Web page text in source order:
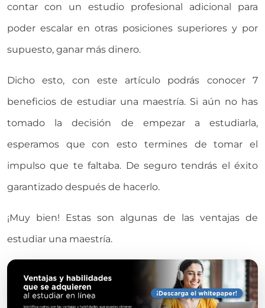
contar con un estudio profesional adicional para
poder escalar en otras posiciones superiores y por
supuesto, ganar más dinero.
Dicho esto, con este artículo podrás conocer 7
beneficios de estudiar una maestría. Si aún no has
tomado la decisión de empezar a estudiarla,
esperamos que con esto termines de tomar el
impulso que te faltaba. De seguro tendrás el éxito
garantizado después de hacerlo.
¡Muy bien! Estas son algunas de las ventajas de
estudiar una maestría.